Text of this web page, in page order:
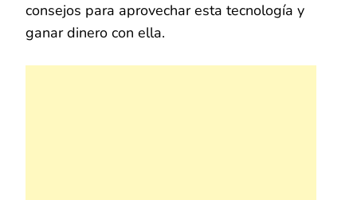
consejos para aprovechar esta tecnología y
ganar dinero con ella.